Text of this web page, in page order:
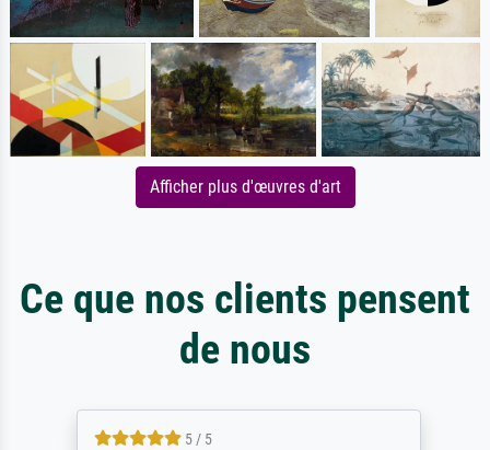
Afficher plus d'œuvres d'art
Ce que nos clients pensent
de nous
5 / 5